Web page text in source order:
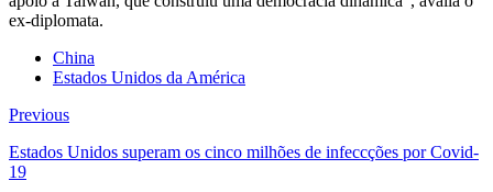
ex-diplomata.
China
Estados Unidos da América
Previous
Estados Unidos superam os cinco milhões de infeccções por Covid-
19